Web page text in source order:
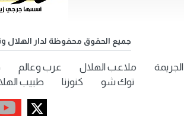
جميع الحقوق محفوظة لدار
الجريمة ملاعب الهلال عرب وعالم
توك شو
كنوزنا طبيب